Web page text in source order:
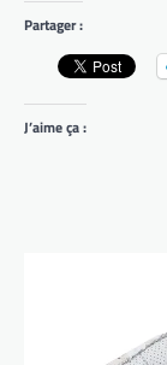
Partager :
J’aime ça :